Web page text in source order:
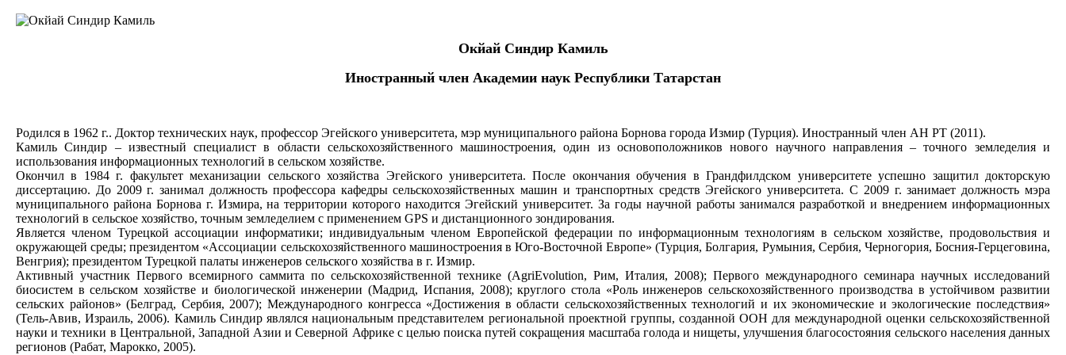
Окйай Синдир Камиль
Иностранный член Академии наук Республики Татарстан
Родился в 1962 г.. Доктор технических наук, профессор Эгейского университета, мэр муниципального района Борнова города Измир (Турция). Иностранный член АН РТ (2011).
Камиль Синдир – известный специалист в области сельскохозяйственного машиностроения, один из основоположников нового научного направления – точного земледелия и
использования информационных технологий в сельском хозяйстве.
Окончил в 1984 г. факультет механизации сельского хозяйства Эгейского университета. После окончания обучения в Грандфилдском университете успешно защитил докторскую
диссертацию. До 2009 г. занимал должность профессора кафедры сельскохозяйственных машин и транспортных средств Эгейского университета. С 2009 г. занимает должность мэра
муниципального района Борнова г. Измира, на территории которого находится Эгейский университет. За годы научной работы занимался разработкой и внедрением информационных
технологий в сельское хозяйство, точным земледелием с применением GPS и дистанционного зондирования.
Является членом Турецкой ассоциации информатики; индивидуальным членом Европейской федерации по информационным технологиям в сельском хозяйстве, продовольствия и
окружающей среды; президентом «Ассоциации сельскохозяйственного машиностроения в Юго-Восточной Европе» (Турция, Болгария, Румыния, Сербия, Черногория, Босния-Герцеговина,
Венгрия); президентом Турецкой палаты инженеров сельского хозяйства в г. Измир.
Активный участник Первого всемирного саммита по сельскохозяйственной технике (AgriEvolution, Рим, Италия, 2008); Первого международного семинара научных исследований
биосистем в сельском хозяйстве и биологической инженерии (Мадрид, Испания, 2008); круглого стола «Роль инженеров сельскохозяйственного производства в устойчивом развитии
сельских районов» (Белград, Сербия, 2007); Международного конгресса «Достижения в области сельскохозяйственных технологий и их экономические и экологические последствия»
(Тель-Авив, Израиль, 2006). Камиль Синдир являлся национальным представителем региональной проектной группы, созданной ООН для международной оценки сельскохозяйственной
науки и техники в Центральной, Западной Азии и Северной Африке с целью поиска путей сокращения масштаба голода и нищеты, улучшения благосостояния сельского населения данных
регионов (Рабат, Марокко, 2005).